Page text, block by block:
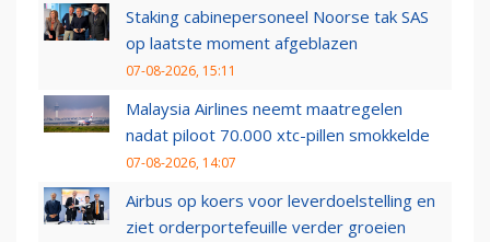
Staking cabinepersoneel Noorse tak SAS
op laatste moment afgeblazen
07-08-2026, 15:11
Malaysia Airlines neemt maatregelen
nadat piloot 70.000 xtc-pillen smokkelde
07-08-2026, 14:07
Airbus op koers voor leverdoelstelling en
ziet orderportefeuille verder groeien